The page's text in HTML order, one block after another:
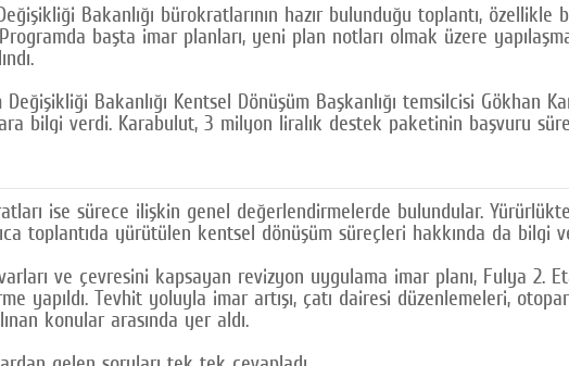
Bakanlığı bürokratlarının hazır bulunduğu toplantı,
başta imar planları, yeni plan notları olmak üzere
Bakanlığı Kentsel Dönüşüm Başkanlığı temsilcisi Gökhan
bilgi verdi. Karabulut, 3 milyon liralık destek paketinin başvuru
ise sürece ilişkin genel değerlendirmelerde bulundular.
toplantıda yürütülen kentsel dönüşüm süreçleri hakkında da bilgi
ve çevresini kapsayan revizyon uygulama imar planı, Fulya 2.
yapıldı. Tevhit yoluyla imar artışı, çatı dairesi düzenlemeleri,
konular arasında yer aldı.